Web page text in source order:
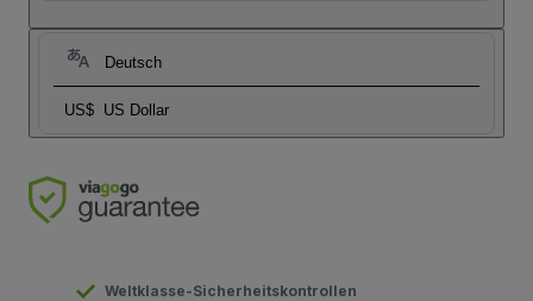
Deutsch
US$ US Dollar
Weltklasse-Sicherheitskontrollen